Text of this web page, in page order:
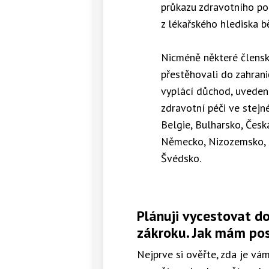
průkazu zdravotního
z lékařského hlediska
Nicméně některé
přestěhovali do
vyplácí důchod,
zdravotní péči ve
Belgie, Bulharsko,
Německo,
Švédsko.
Plánuji vycestovat
zákroku. Jak mám
Nejprve si ověřte, zda je